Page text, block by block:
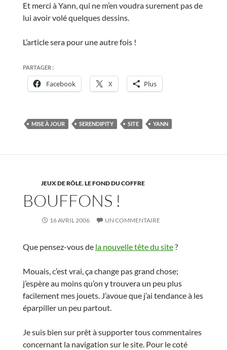
Et merci à Yann, qui ne m’en voudra surement pas de
lui avoir volé quelques dessins.
L’article sera pour une autre fois !
PARTAGER :
Facebook X Plus
MISE À JOUR SERENDIPITY SITE YANN
JEUX DE RÔLE,LE FOND DU COFFRE
BOUFFONS !
16 AVRIL 2006 UN COMMENTAIRE
Que pensez-vous de la nouvelle tête du site?
Mouais, c’est vrai, ça change pas grand chose;
j’espère au moins qu’on y trouvera un peu plus
facilement mes jouets. J’avoue que j’ai tendance à les
éparpiller un peu partout.
Je suis bien sur prêt à supporter tous commentaires
concernant la navigation sur le site. Pour le coté